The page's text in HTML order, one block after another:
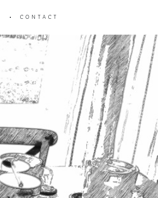
CONTACT